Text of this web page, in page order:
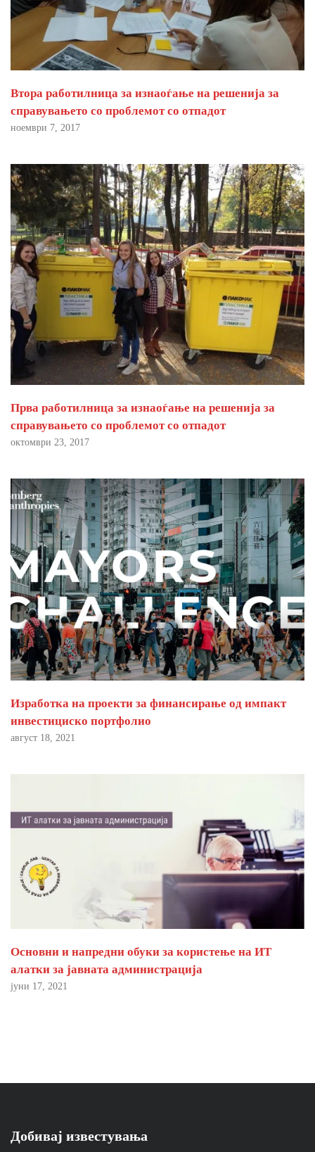
Втора работилница за изнаоѓање на решенија за
справувањето со проблемот со отпадот
ноември 7, 2017
Прва работилница за изнаоѓање на решенија за
справувањето со проблемот со отпадот
октомври 23, 2017
Изработка на проекти за финансирање од импакт
инвестициско портфолио
август 18, 2021
Основни и напредни обуки за користење на ИТ
алатки за јавната администрација
јуни 17, 2021
Добивај известувања